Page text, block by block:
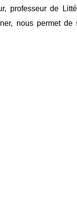
professeur de
nous permet